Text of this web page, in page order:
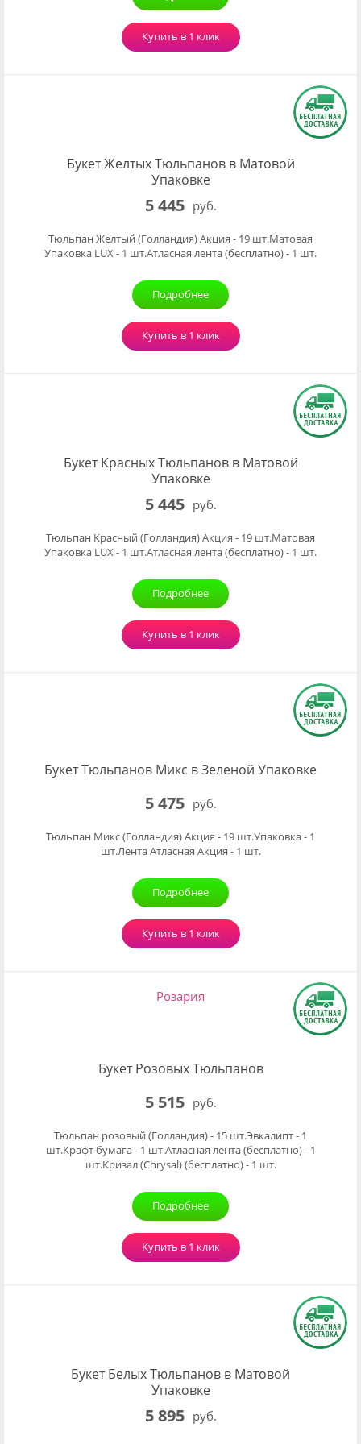
Купить в 1 клик
Букет Желтых Тюльпанов в Матовой
Упаковке
5 445 руб.
Тюльпан Желтый (Голландия) Акция - 19 шт.Матовая
Упаковка LUX - 1 шт.Атласная лента (бесплатно) - 1 шт.
Подробнее
Купить в 1 клик
Букет Красных Тюльпанов в Матовой
Упаковке
5 445 руб.
Тюльпан Красный (Голландия) Акция - 19 шт.Матовая
Упаковка LUX - 1 шт.Атласная лента (бесплатно) - 1 шт.
Подробнее
Купить в 1 клик
Букет Тюльпанов Микс в Зеленой Упаковке
5 475 руб.
Тюльпан Микс (Голландия) Акция - 19 шт.Упаковка - 1
шт.Лента Атласная Акция - 1 шт.
Подробнее
Купить в 1 клик
Розария
Букет Розовых Тюльпанов
5 515 руб.
Тюльпан розовый (Голландия) - 15 шт.Эвкалипт - 1
шт.Крафт бумага - 1 шт.Атласная лента (бесплатно) - 1
шт.Кризал (Chrysal) (бесплатно) - 1 шт.
Подробнее
Купить в 1 клик
Букет Белых Тюльпанов в Матовой
Упаковке
5 895 руб.